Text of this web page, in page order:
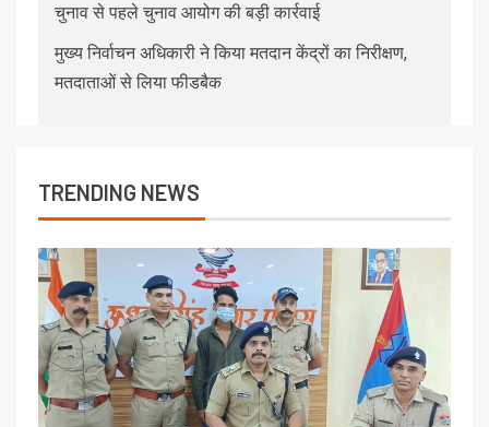
चुनाव से पहले चुनाव आयोग की बड़ी कार्रवाई
मुख्य निर्वाचन अधिकारी ने किया मतदान केंद्रों का निरीक्षण,
मतदाताओं से लिया फीडबैक
TRENDING NEWS